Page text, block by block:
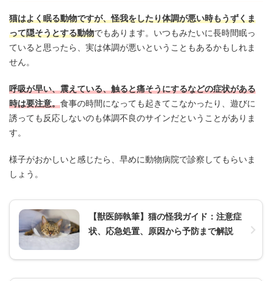
猫はよく眠る動物ですが、怪我をしたり体調が悪い時もうずくま
って隠そうとする動物でもあります。いつもみたいに長時間眠っ
ていると思ったら、実は体調が悪いということもあるかもしれま
せん。
呼吸が早い、震えている、触ると痛そうにするなどの症状がある
時は要注意。食事の時間になっても起きてこなかったり、遊びに
誘っても反応しないのも体調不良のサインだということがありま
す。
様子がおかしいと感じたら、早めに動物病院で診察してもらいま
しょう。
【獣医師執筆】猫の怪我ガイド：注意症
状、応急処置、原因から予防まで解説